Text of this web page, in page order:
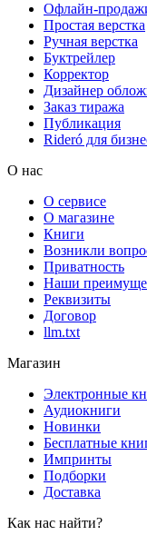
Офлайн-
Простая верстка
Ручная верстка
Буктрейлер
Корректор
Дизайнер
Заказ тиража
Публикация
Rideró для
О нас
О сервисе
О магазине
Книги
Возникли
Приватность
Наши
Реквизиты
Договор
llm.txt
Магазин
Электронные
Аудиокниги
Новинки
Бесплатные
Импринты
Подборки
Доставка
Как нас найти?